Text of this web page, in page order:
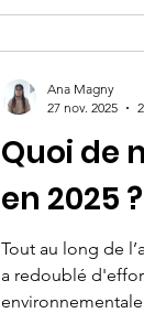
Environnement
internationaux.
Quoi de
en 2025 ?
Tout au long de
a redoublé
Ana Magny
27 nov. 2025